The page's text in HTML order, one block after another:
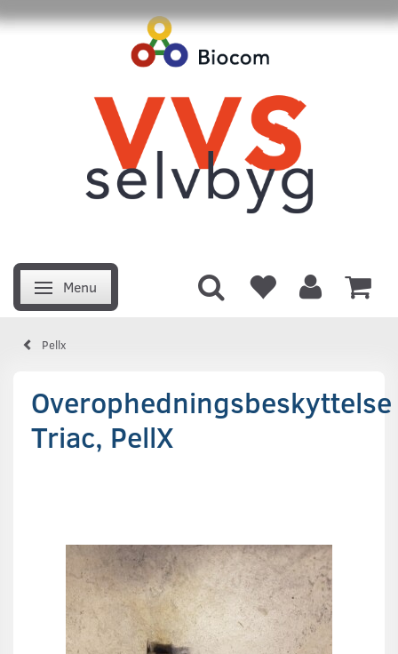
Skifte navigation
Menu
Pellx
Overophedningsbeskyttelse
Triac, PellX